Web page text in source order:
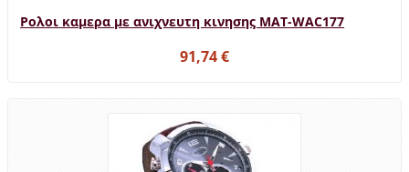
Ρολοι καμερα με ανιχνευτη κινησης MAT-WAC177
91,74 €